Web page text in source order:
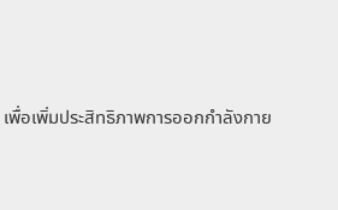
เพื่อเพิ่มประสิทธิภาพการออกกำลังกาย